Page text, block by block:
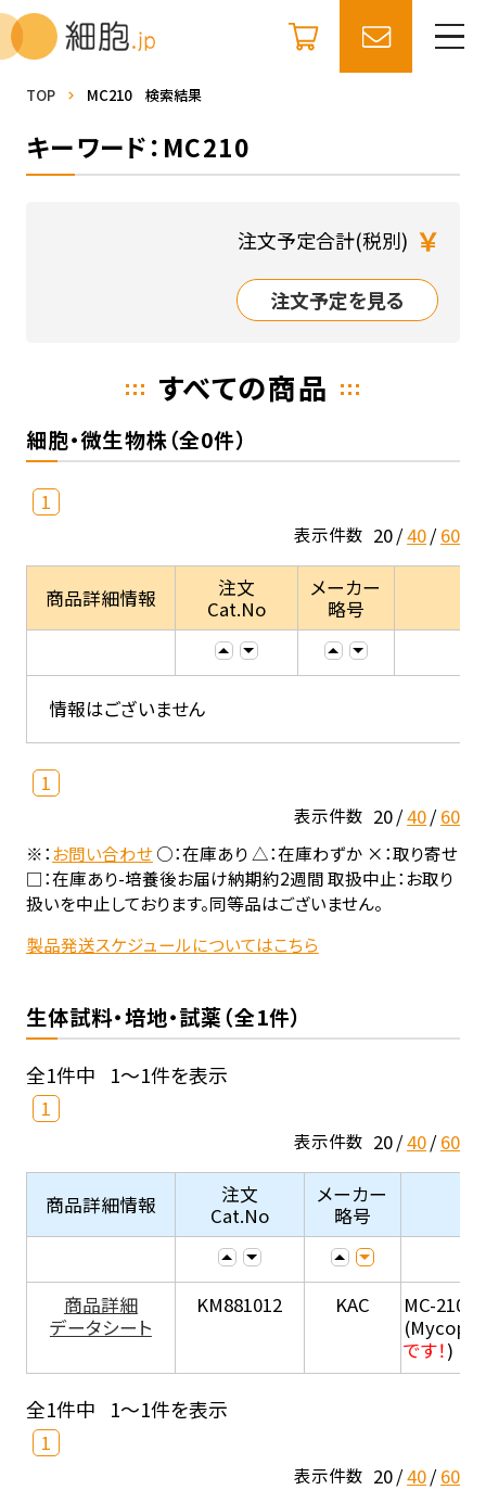
TOP MC210 検索結果
キーワード：MC210
注文予定合計(税別) ￥
注文予定を見る
すべての商品
細胞・微生物株（全0件）
1
表示件数 20 40 60
商品詳細情報
注文
Cat.No
メーカー
略号
情報はございません
1
表示件数 20 40 60
※：お問い合わせ○：在庫あり △：在庫わずか ×：取り寄せ
□：在庫あり-培養後お届け納期約2週間 取扱中止：お取り
扱いを中止しております。同等品はございません。
製品発送スケジュールについてはこちら
生体試料・培地・試薬（全1件）
全1件中 1～1件を表示
1
表示件数 20 40 60
商品詳細情報
注文
Cat.No
メーカー
略号
商品詳細
データシート
KM881012 KAC
MC-210 (
です！)
全1件中 1～1件を表示
1
表示件数 20 40 60